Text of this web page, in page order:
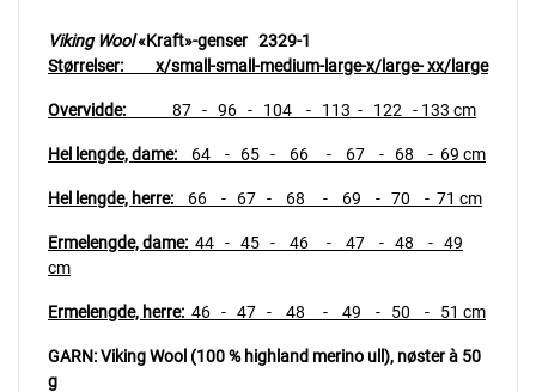
Viking Wool«Kraft»-genser 2329-1
Størrelser: x/small-small-medium-large-x/large- xx/large
Overvidde: 87 - 96 - 104 - 113 - 122 - 133 cm
Hel lengde, dame: 64 - 65 - 66 - 67 - 68 - 69 cm
Hel lengde, herre: 66 - 67 - 68 - 69 - 70 - 71 cm
Ermelengde, dame: 44 - 45 - 46 - 47 - 48 - 49
cm
Ermelengde, herre: 46 - 47 - 48 - 49 - 50 - 51 cm
GARN: Viking Wool (100 % highland merino ull), nøster à 50
g